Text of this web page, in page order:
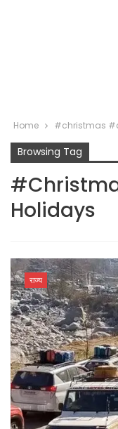
Home #christmas
Browsing Tag
Holidays
राज्य